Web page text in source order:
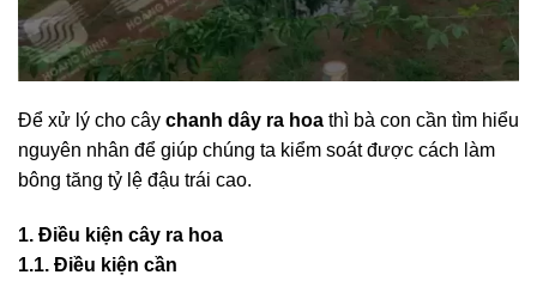
Để xử lý cho cây chanh dây ra hoa thì bà con cần tìm hiểu
nguyên nhân để giúp chúng ta kiểm soát được cách làm
bông tăng tỷ lệ đậu trái cao.
1. Điều kiện cây ra hoa
1.1. Điều kiện cần